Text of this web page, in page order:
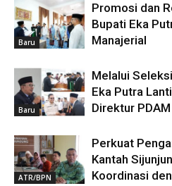
Baru
Promosi dan
Bupati Eka
Manajerial
Baru
Melalui
Eka Putra
Direktur PDAM
ATR/BPN
Perkuat
Kantah
Koordinasi